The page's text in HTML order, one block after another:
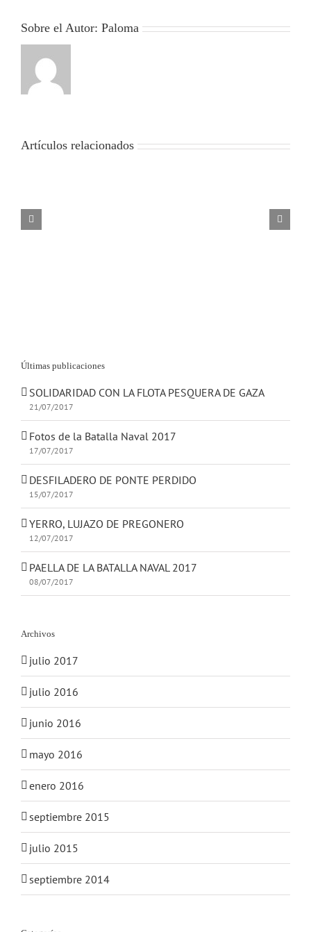
Sobre el Autor: Paloma
Artículos relacionados
PONTE
Últimas publicaciones
SOLIDARIDAD CON LA FLOTA PESQUERA DE GAZA
21/07/2017
Fotos de la Batalla Naval 2017
17/07/2017
DESFILADERO DE PONTE PERDIDO
15/07/2017
YERRO, LUJAZO DE PREGONERO
12/07/2017
PAELLA DE LA BATALLA NAVAL 2017
08/07/2017
Archivos
julio 2017
julio 2016
junio 2016
mayo 2016
enero 2016
septiembre 2015
julio 2015
septiembre 2014